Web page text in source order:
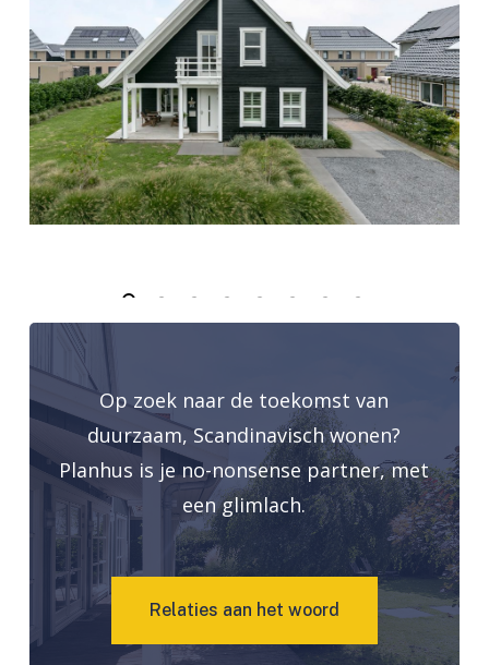
Op zoek naar de toekomst van
duurzaam, Scandinavisch wonen?
Planhus is je no-nonsense partner, met
een glimlach.
Relaties aan het woord